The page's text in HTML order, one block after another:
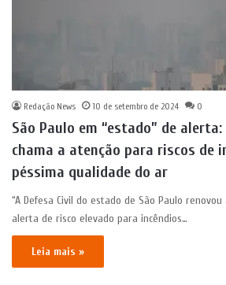
Redação News 10 de setembro de 2024 0
São Paulo em “estado” de alerta:
chama a atenção para riscos de
péssima qualidade do ar
“A Defesa Civil do estado de São Paulo
alerta de risco elevado para incêndios…
Leia mais »